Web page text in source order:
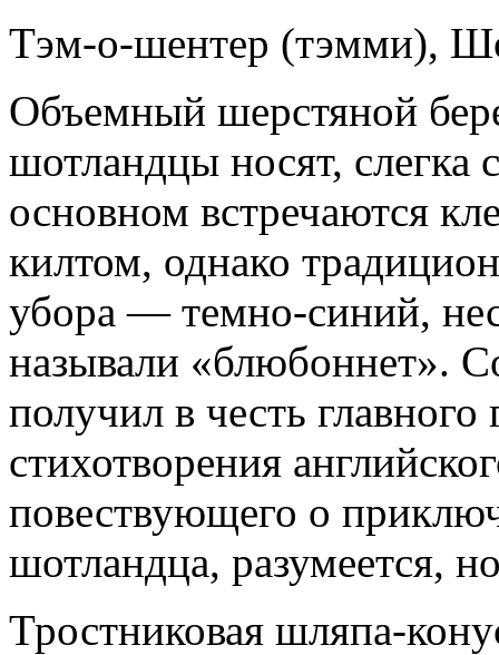
Тэм-о-шентер (тэмми),
Объемный шерстяной
шотландцы носят, слегка
основном встречаются
килтом, однако
убора — темно-синий,
называли «блюбоннет».
получил в честь главного
стихотворения
повествующего о
шотландца, разумеется,
Тростниковая шляпа-